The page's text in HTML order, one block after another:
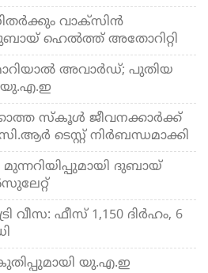
വാക്‌സിന്‍
ദുബായ് ഹെല്‍ത്ത് അതോറിറ്റി
അവാര്‍ഡ്; പുതിയ
യു.എ.ഇ
സ്‌കൂള്‍ ജീവനക്കാര്‍ക്ക്
ടെസ്റ്റ് നിര്‍ബന്ധമാക്കി
മുന്നറിയിപ്പുമായി ദുബായ്
വീസ: ഫീസ് 1,150 ദിര്‍ഹം, 6
യു.എ.ഇ